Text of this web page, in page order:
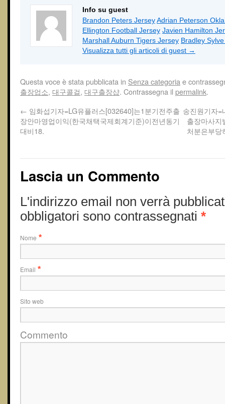
Info su guest
Brandon Peters JerseyAdrian Peterson
Ellington Football Jersey Javien Hamilton
Marshall Auburn Tigers Jersey Bradley
Visualizza tutti gli articoli di guest →
Questa voce è stata pubblicata in Senza categoria e
출장업소, 대구콜걸, 대구 출장샵. Contrassegna il permalink.
← 임화섭기자=LG유플러스[032640]는1분기전주출
장안마영업이익(한국채택국제회계기준)이전년동기
대비18.
송진원기자
출장마사지
처분은부당
Lascia un Commento
L'indirizzo email non verrà
obbligatori sono contrassegnati *
Nome *
Email *
Sito web
Commento